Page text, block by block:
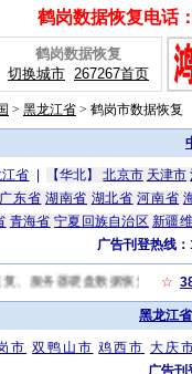
鹤岗数据恢复电话
鹤岗数据恢复
切换城市 267267首页
> 黑龙江省 > 鹤岗市数据恢复
省 【华北】北京市 天津市
广东省 湖南省 湖北省 河南省
青海省 宁夏回族自治区 新疆
广告刊登热线
服务器硬盘数据恢复、电☆
黑龙江
市 双鸭山市 鸡西市 大庆
广告